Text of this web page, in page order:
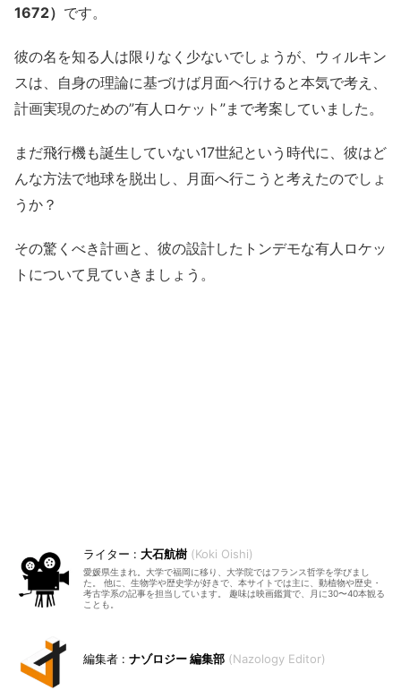
1672） です。
彼の名を知る人は限りなく少ないでしょうが、ウィルキン
スは、自身の理論に基づけば月面へ行けると本気で考え、
計画実現のための”有人ロケット”まで考案していました。
まだ飛行機も誕生していない17世紀という時代に、彼はど
んな方法で地球を脱出し、月面へ行こうと考えたのでしょ
うか？
その驚くべき計画と、彼の設計したトンデモな有人ロケッ
トについて見ていきましょう。
大石航樹 Koki Oishi
愛媛県生まれ。大学で福岡に移り、大学院ではフランス哲学を学びまし
た。 他に、生物学や歴史学が好きで、本サイトでは主に、動植物や歴史・
考古学系の記事を担当しています。 趣味は映画鑑賞で、月に30〜40本観る
ことも。
ナゾロジー 編集部 Nazology Editor